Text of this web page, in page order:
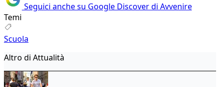
Seguici anche su Google Discover di Avvenire
Temi
Scuola
Altro di Attualità